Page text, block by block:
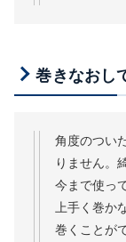
巻きなおし
角度のつい
りません。
今まで使っ
上手く巻か
巻くことが